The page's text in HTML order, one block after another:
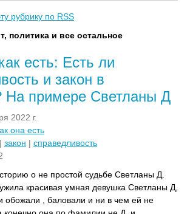
рубрику по RSS
политика и все остальное
есть: Есть ли
и закон в
На примере Светланы Д
2022 г.
она есть
| закон | справедливость
о не простой судьбе Светланы Д.
красивая умная девушка Светланы Д,
обожали , баловали и ни в чем ей не